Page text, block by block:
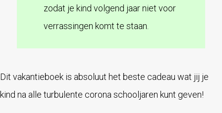
zodat je kind volgend jaar niet voor
verrassingen komt te staan.
Dit vakantieboek is absoluut het beste cadeau wat jij je
kind na alle turbulente corona schooljaren kunt geven!